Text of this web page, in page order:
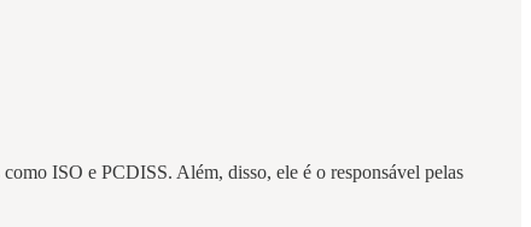
ISO e PCDISS. Além, disso, ele é o responsável pelas